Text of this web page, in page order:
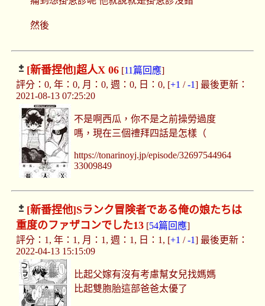
然後
[新番捏他]超人X 06[11篇回應]
評分：0, 年：0, 月：0, 週：0, 日：0, [+1 /-1] 最後更新：
2021-08-13 07:25:20
不是啊西瓜，你不是之前操勞過度
嗎，現在三個禮拜四話是怎樣（
https://tonarinoyj.jp/episode/32697544964
33009849
[新番捏他]Sランク冒険者である俺の娘たちは
重度のファザコンでした13[54篇回應]
評分：1, 年：1, 月：1, 週：1, 日：1, [+1 /-1] 最後更新：
2022-04-13 15:15:09
比起父嫁有沒有考慮幫女兒找媽媽
比起雙胞胎這部爸爸太優了